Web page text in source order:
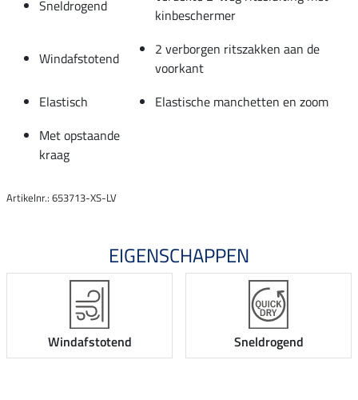
Sneldrogend
kinbeschermer
Windafstotend
2 verborgen ritszakken aan de
voorkant
Elastisch
Elastische manchetten en zoom
Met opstaande
kraag
Artikelnr.: 653713-XS-LV
EIGENSCHAPPEN
Windafstotend Sneldrogend